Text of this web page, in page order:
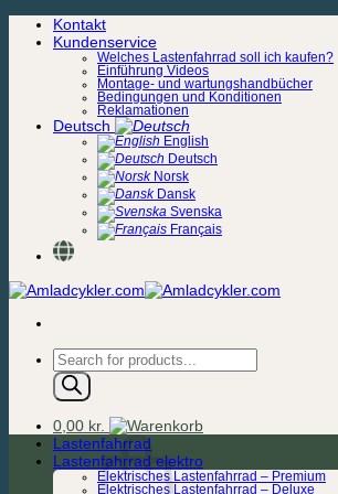
Zum
Inhalt
Kontakt
Kundenservice
Welches Lastenfahrrad soll ich kaufen?
Einführung Videos
Montage- und wartungshandbücher
Bedingungen und Konditionen
Reklamationen
Deutsch
English
Deutsch
Norsk
Dansk
Svenska
Français
Products
search
0,00 kr.
Lastenfahrrad
Lastenfahrrad elektro
Elektrisches Lastenfahrrad – Premium
Elektrisches Lastenfahrrad – Deluxe